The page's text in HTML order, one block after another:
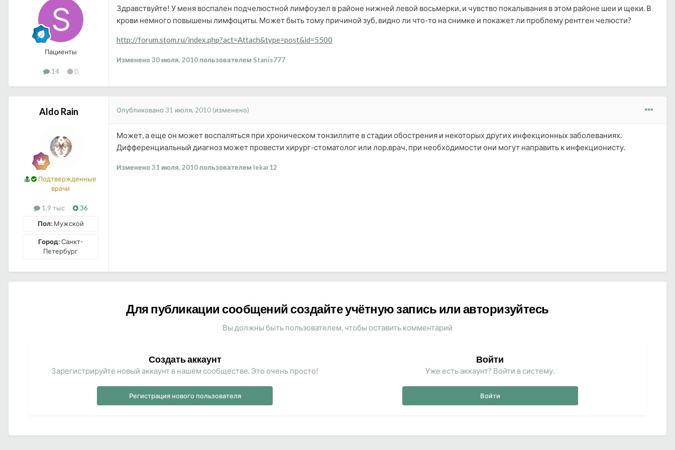
Пациенты
14 0
Здравствуйте! У меня воспален подчелюстной лимфоузел в районе нижней левой восьмерки, и чувство покалывания в этом районе шеи и щеки. В
крови немного повышены лимфоциты. Может быть тому причиной зуб, видно ли что-то на снимке и покажет ли проблему рентген челюсти?
http://forum.stom.ru/index.php?act=Attach&type=post&id=5500
Изменено30 июля, 2010пользователем Stanis777
Aldo Rain
Подтвержденные
врачи
1,9 тыс
36
Пол:Мужской
Город:Санкт-
Петербург
Опубликовано 31 июля, 2010 (изменено)
Может, а еще он может воспаляться при хроническом тонзиллите в стадии обострения и некоторых других инфекционных заболеваниях.
Дифференциальный диагноз может провести хирург-стоматолог или лор.врач, при необходимости они могут направить к инфекционисту.
Изменено31 июля, 2010пользователем lekar12
Для публикации сообщений создайте учётную запись или авторизуйтесь
Вы должны быть пользователем, чтобы оставить комментарий
Создать аккаунт
Зарегистрируйте новый аккаунт в нашем сообществе. Это очень просто!
Регистрация нового пользователя
Войти
Уже есть аккаунт? Войти в систему.
Войти